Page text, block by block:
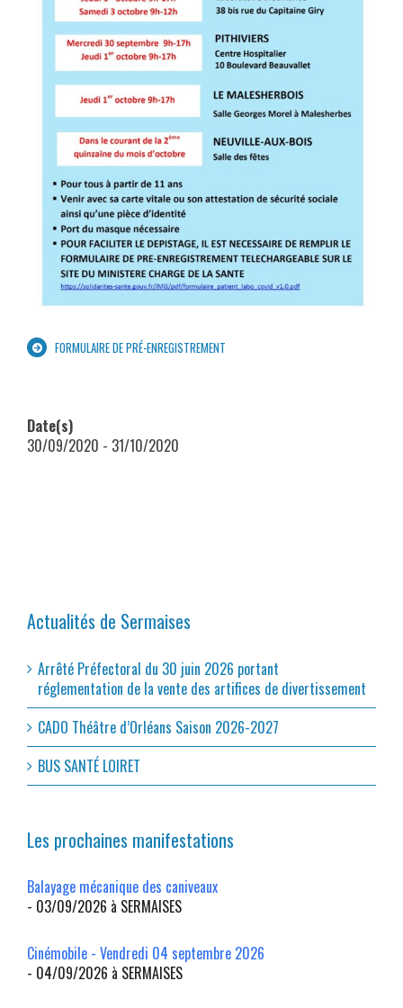
FORMULAIRE DE PRÉ-ENREGISTREMENT
Date(s)
30/09/2020 - 31/10/2020
Actualités de Sermaises
Arrêté Préfectoral du 30 juin 2026 portant
réglementation de la vente des artifices de divertissement
CADO Théâtre d’Orléans Saison 2026-2027
BUS SANTÉ LOIRET
Les prochaines manifestations
Balayage mécanique des caniveaux
- 03/09/2026 à SERMAISES
Cinémobile - Vendredi 04 septembre 2026
- 04/09/2026 à SERMAISES